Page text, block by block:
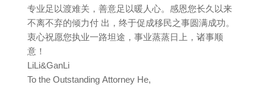
专业足以渡难关，善意足以暖人心。感恩您长久以来
不离不弃的倾力付 出，终于促成移民之事圆满成功。
衷心祝愿您执业一路坦途，事业蒸蒸日上，诸事顺
意！
LiLi&GanLi
To the Outstanding Attorney He,